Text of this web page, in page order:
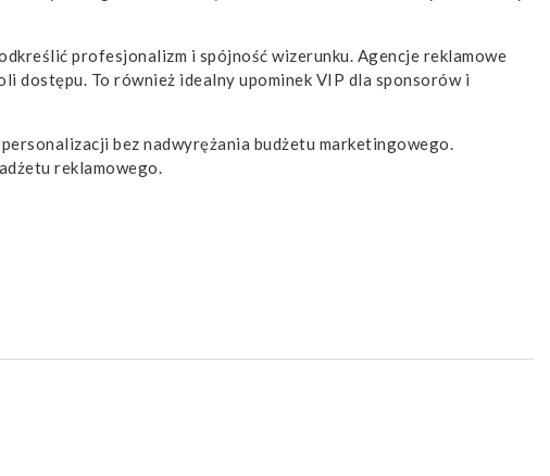
profesjonalizm i spójność wizerunku. Agencje reklamowe
dostępu. To również idealny upominek VIP dla sponsorów i
bez nadwyrężania budżetu marketingowego.
reklamowego.